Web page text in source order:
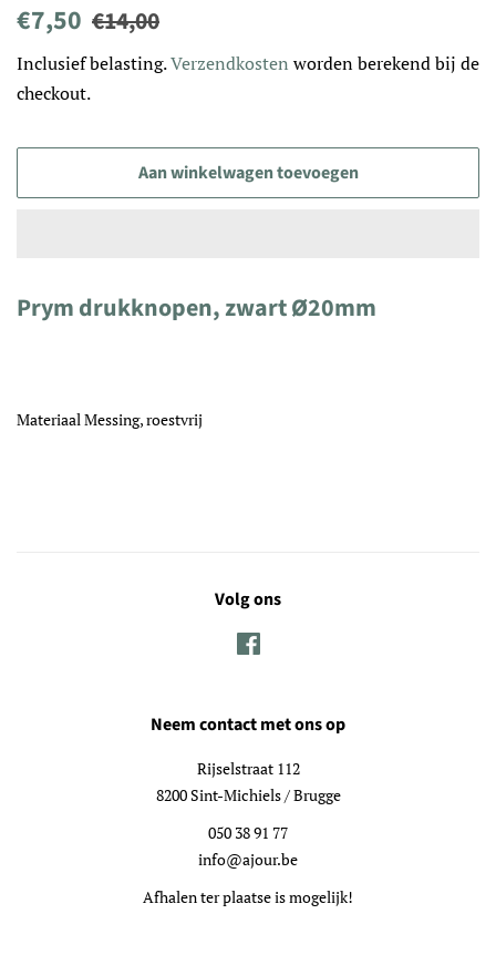
Normale
€7,50 Aanbiedingsprijs
€14,00
Inclusief belasting.Verzendkosten worden berekend bij de
checkout.
Aan winkelwagen toevoegen
Prym drukknopen, zwart Ø20mm
Materiaal Messing, roestvrij
Volg ons
Neem contact met ons op
Rijselstraat 112
8200 Sint-Michiels / Brugge
050 38 91 77
info@ajour.be
Afhalen ter plaatse is mogelijk!